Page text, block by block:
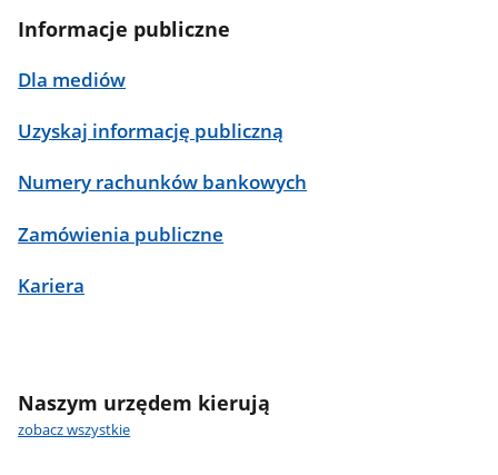
Informacje publiczne
Dla mediów
Uzyskaj informację publiczną
Numery rachunków bankowych
Zamówienia publiczne
Kariera
Naszym urzędem kierują
zobacz wszystkie